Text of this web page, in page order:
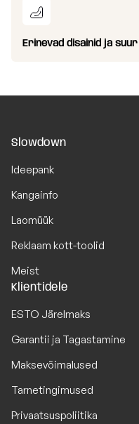
Erinevad disainid ja suur
Slowdown
Ideepank
Kangainfo
Laomüük
Reklaam kott-toolid
Meist
Klientidele
ESTO Järelmaks
Garantii ja Tagastamine
Maksevõimalused
Tarnetingimused
Privaatsuspoliitika